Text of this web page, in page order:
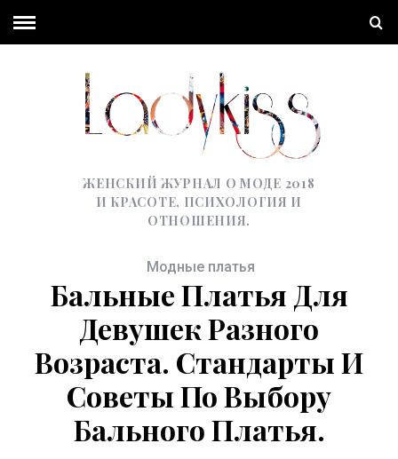
ЖЕНСКИЙ ЖУРНАЛ О МОДЕ 2018
И КРАСОТЕ, ПСИХОЛОГИЯ И
ОТНОШЕНИЯ.
Модные платья
Бальные Платья Для
Девушек Разного
Возраста. Стандарты И
Советы По Выбору
Бального Платья.